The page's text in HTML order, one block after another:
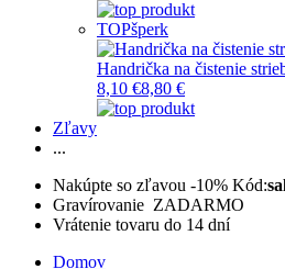
TOPšperk
Handrička na čistenie
8,10 €8,80 €
Zľavy
...
Nakúpte so zľavou -10% Kód:
Gravírovanie ZADARMO
Vrátenie tovaru do 14 dní
Domov